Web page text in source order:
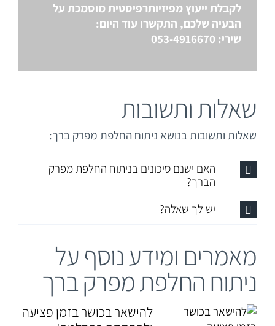
לקבלת ייעוץ מפיזיותרפיסטית מוסמכת על
הבעיה שלכם, התקשרו עוד היום:
שירי: 053-4916670
שאלות ותשובות
שאלות ותשובות בנושא ניתוח החלפת מפרק ברך:
האם ישנם סיכונים בניתוח החלפת מפרק
הברך?
יש לך שאלה?
מאמרים ומידע נוסף על
ניתוח החלפת מפרק ברך
להישאר בכושר בזמן פציעה